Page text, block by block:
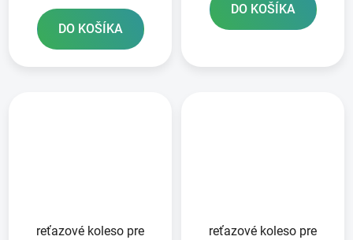
DO KOŠÍKA
DO KOŠÍKA
reťazové koleso pre
reťazové koleso pre